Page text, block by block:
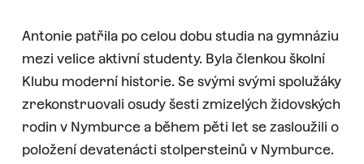
Antonie patřila po celou dobu studia na gymnáziu
mezi velice aktivní studenty. Byla členkou školní
Klubu moderní historie. Se svými svými spolužáky
zrekonstruovali osudy šesti zmizelých židovských
rodin v Nymburce a během pěti let se zasloužili o
položení devatenácti stolpersteinů v Nymburce.